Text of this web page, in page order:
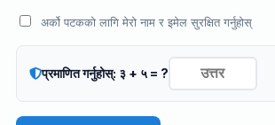
अर्को पटकको लागि मेरो नाम र इमेल सुरक्षित गर्नुहोस्
प्रमाणित गर्नुहोस्: ३ + ५ = ?